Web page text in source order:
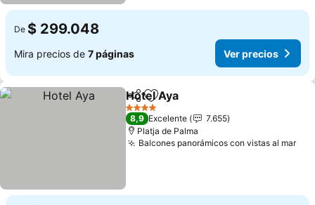
De $ 299.048
Mira precios de 7 páginas Ver precios
CompartirAgregar a favoritos
Hotel Aya
4 Estrellas
8,9 Excelente
7.655
Platja de Palma
Balcones panorámicos con vistas al mar